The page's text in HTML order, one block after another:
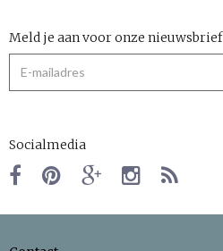
Meld je aan voor onze nieuwsbrief
Socialmedia